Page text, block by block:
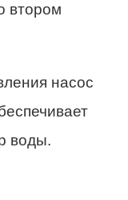
втором
насос
воды.